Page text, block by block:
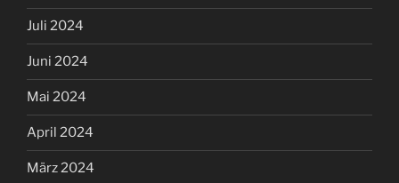
Juli 2024
Juni 2024
Mai 2024
April 2024
März 2024